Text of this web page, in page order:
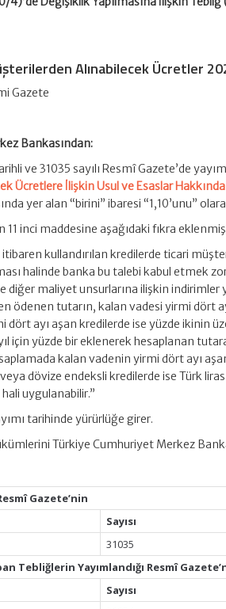
Alınabilecek Ücretler
Gazete
Bankasından:
ve 31035 sayılı Resmî Gazete’de
Ücretlere İlişkin Usul ve Esaslar
yer alan “birini” ibaresi “1,10’unu”
11 inci maddesine aşağıdaki fıkra
kullandırılan kredilerde ticari
halinde banka bu talebi kabul etmek
diğer maliyet unsurlarına ilişkin indirimler
ödenen tutarın, kalan vadesi yirmi dört
dört ayı aşan kredilerde ise yüzde ikinin
için yüzde bir eklenerek hesaplanan
kalan vadenin yirmi dört ayı
dövize endeksli kredilerde ise Türk
uygulanabilir.”
tarihinde yürürlüğe girer.
Türkiye Cumhuriyet Merkez
Gazete’nin
Sayısı
31035
Tebliğlerin Yayımlandığı Resmî
Sayısı